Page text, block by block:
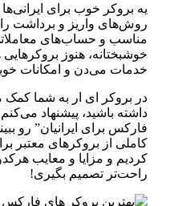
یه بروکر خوب برای ایرانی‌ها
روش‌های واریز و برداشت
مناسب و حساب‌های
خوشبختانه، هنوز
خدمات می‌دن و امکانات
در بروکر ای ار به شما کمک
داشته باشید، پیشنهاد
فارکس برای ایرانیان” رو
کاملی از بروکرهای معتبر
کردیم و مزایا و معایب
راحت‌تر تصمیم بگیری!